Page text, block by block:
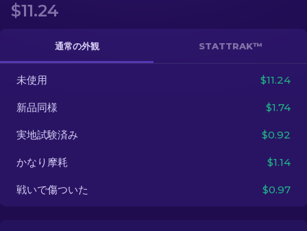
グローブ
ケース
その他
$11.24
通常の外観 STATTRAK™
未使用 $11.24
新品同様 $1.74
実地試験済み $0.92
かなり摩耗 $1.14
戦いで傷ついた $0.97